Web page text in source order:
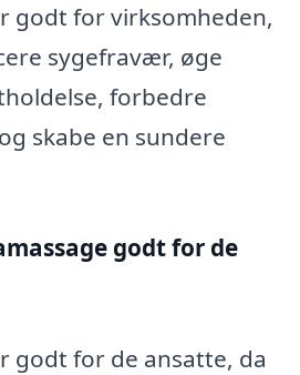
godt for virksomheden,
sygefravær, øge
forbedre
skabe en sundere
godt for de
godt for de ansatte, da